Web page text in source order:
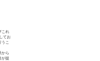
これ
てお
こ
から
が提